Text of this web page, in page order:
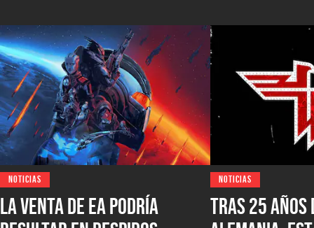
NOTICIAS
La venta de EA podría
NOTICIAS
Tras 25 años